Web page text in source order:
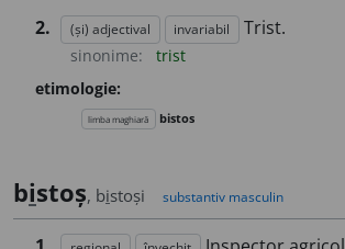
2. (și) adjectival invariabil Trist.
sinonime:
trist
etimologie:
limba maghiară bistos
bistoș, bistoși substantiv masculin